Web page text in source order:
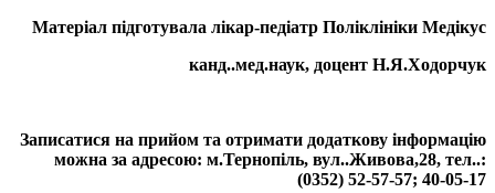
Матеріал підготувала лікар-педіатр Поліклініки Медікус
канд..мед.наук, доцент Н.Я.Ходорчук
Записатися на прийом та отримати додаткову інформацію
можна за адресою: м.Тернопіль, вул..Живова,28, тел..:
(0352) 52-57-57; 40-05-17